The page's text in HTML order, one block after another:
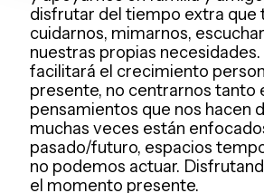
disfrutar del tiempo extra que
cuidarnos, mimarnos,
nuestras propias necesidades.
facilitará el crecimiento
presente, no centrarnos tanto
pensamientos que nos hacen
muchas veces están
pasado/futuro, espacios
no podemos actuar.
el momento presente.